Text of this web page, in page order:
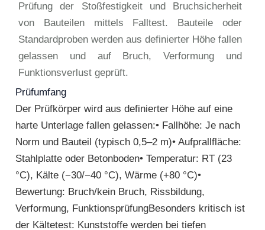
Prüfung der Stoßfestigkeit und Bruchsicherheit
von Bauteilen mittels Falltest. Bauteile oder
Standardproben werden aus definierter Höhe fallen
gelassen und auf Bruch, Verformung und
Funktionsverlust geprüft.
Prüfumfang
Der Prüfkörper wird aus definierter Höhe auf eine
harte Unterlage fallen gelassen:• Fallhöhe: Je nach
Norm und Bauteil (typisch 0,5–2 m)• Aufprallfläche:
Stahlplatte oder Betonboden• Temperatur: RT (23
°C), Kälte (−30/−40 °C), Wärme (+80 °C)•
Bewertung: Bruch/kein Bruch, Rissbildung,
Verformung, FunktionsprüfungBesonders kritisch ist
der Kältetest: Kunststoffe werden bei tiefen